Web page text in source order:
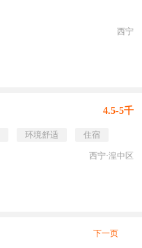
西宁
4.5-5千
环境舒适 住宿
西宁·湟中区
下一页